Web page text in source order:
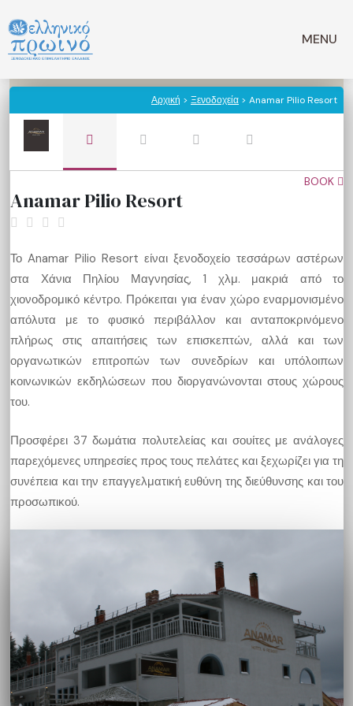
σε
περιεχόμενο
MENU
Αρχική > Ξενοδοχεία > Anamar Pilio Resort
BOOK
Anamar Pilio Resort
Το Anamar Pilio Resort είναι ξενοδοχείο τεσσάρων αστέρων
στα Χάνια Πηλίου Μαγνησίας, 1 χλμ. μακριά από το
χιονοδρομικό κέντρο. Πρόκειται για έναν χώρο εναρμονισμένο
απόλυτα με το φυσικό περιβάλλον και ανταποκρινόμενο
πλήρως στις απαιτήσεις των επισκεπτών, αλλά και των
οργανωτικών επιτροπών των συνεδρίων και υπόλοιπων
κοινωνικών εκδηλώσεων που διοργανώνονται στους χώρους
του.
Προσφέρει 37 δωμάτια πολυτελείας και σουίτες με ανάλογες
παρεχόμενες υπηρεσίες προς τους πελάτες και ξεχωρίζει για τη
συνέπεια και την επαγγελματική ευθύνη της διεύθυνσης και του
προσωπικού.